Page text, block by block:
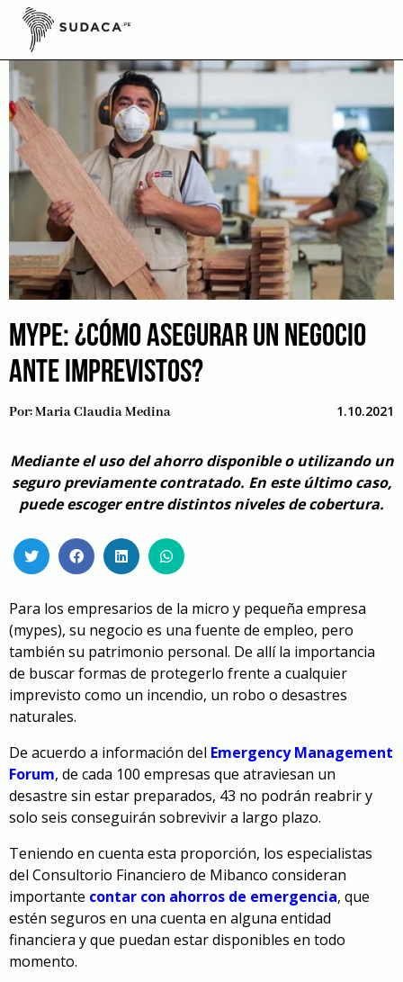
Skip
content
MYPE: ¿CÓMO ASEGURAR UN NEGOCIO
ANTE IMPREVISTOS?
Por:Maria Claudia Medina 1.10.2021
Mediante el uso del ahorro disponible o utilizando un
seguro previamente contratado. En este último caso,
puede escoger entre distintos niveles de cobertura.
Para los empresarios de la micro y pequeña empresa
(mypes), su negocio es una fuente de empleo, pero
también su patrimonio personal. De allí la importancia
de buscar formas de protegerlo frente a cualquier
imprevisto como un incendio, un robo o desastres
naturales.
De acuerdo a información del Emergency Management
Forum, de cada 100 empresas que atraviesan un
desastre sin estar preparados, 43 no podrán reabrir y
solo seis conseguirán sobrevivir a largo plazo.
Teniendo en cuenta esta proporción, los especialistas
del Consultorio Financiero de Mibanco consideran
importante contar con ahorros de emergencia, que
estén seguros en una cuenta en alguna entidad
financiera y que puedan estar disponibles en todo
momento.